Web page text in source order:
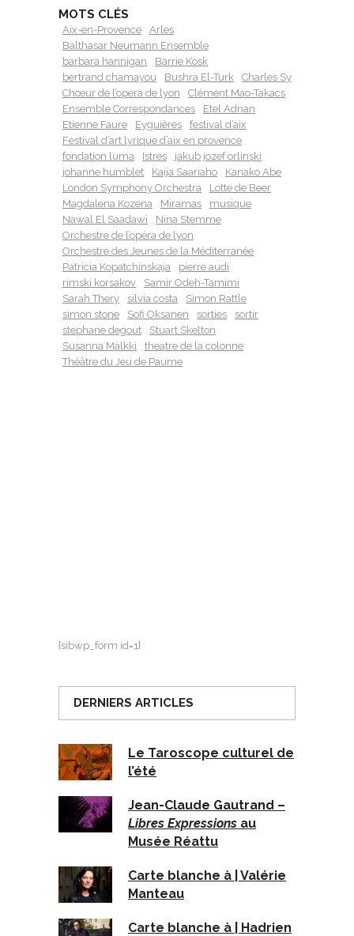
MOTS CLÉS
Aix-en-Provence
Arles
Balthasar Neumann Ensemble
barbara hannigan
Barrie Kosk
bertrand chamayou
Bushra El-Turk
Charles Sy
Chœur de l’opera de lyon
Clément Mao-Takacs
Ensemble Correspondances
Etel Adnan
Etienne Faure
Eyguières
festival d’aix
Festival d’art lyrique d’aix en provence
fondation luma
Istres
jakub jozef orlinski
johanne humblet
Kaija Saariaho
Kanako Abe
London Symphony Orchestra
Lotte de Beer
Magdalena Kozena
Miramas
musique
Nawal El Saadawi
Nina Stemme
Orchestre de l’opéra de lyon
Orchestre des Jeunes de la Méditerranée
Patricia Kopatchinskaja
pierre audi
rimski korsakov
Samir Odeh-Tamimi
Sarah Thery
silvia costa
Simon Rattle
simon stone
Sofi Oksanen sorties
sortir
stephane degout
Stuart Skelton
Susanna Mälkki
theatre de la colonne
Théâtre du Jeu de Paume
[sibwp_form id=1]
DERNIERS ARTICLES
Le Taroscope culturel de
l’été
Jean-Claude Gautrand –
Libres Expressions au
Musée Réattu
Carte blanche à | Valérie
Manteau
Carte blanche à | Hadrien